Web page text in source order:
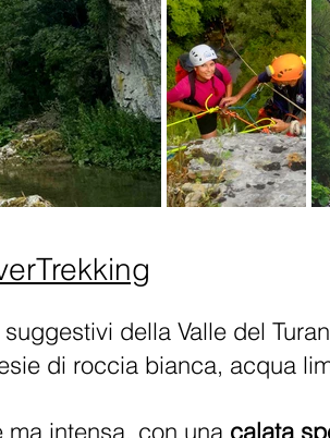
della Valle del
di roccia bianca, acqua
ma intensa, con una calata